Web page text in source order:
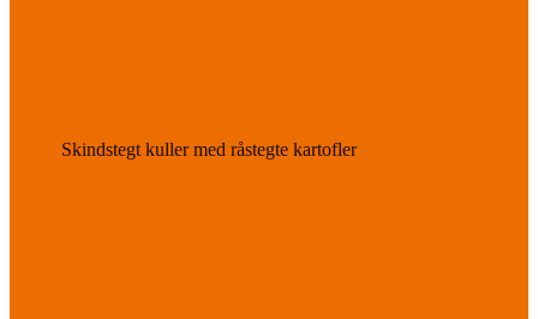
Skindstegt kuller med råstegte kartofler